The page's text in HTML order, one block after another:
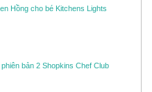
Hồng cho bé Kitchens Lights
bản 2 Shopkins Chef Club